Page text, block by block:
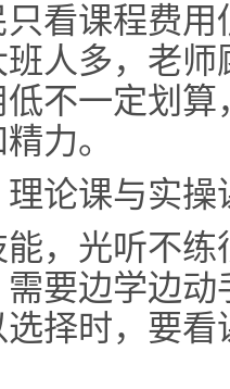
课程费用
人多，老
不一定划
力。
理论课与实操
光听不练
要边学边
择时，要